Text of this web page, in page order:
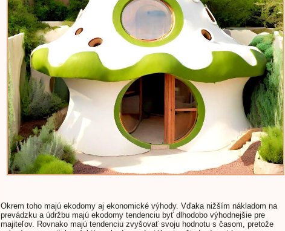
Okrem toho majú ekodomy aj ekonomické výhody. Vďaka nižším nákladom na
prevádzku a údržbu majú ekodomy tendenciu byť dlhodobo výhodnejšie pre
majiteľov. Rovnako majú tendenciu zvyšovať svoju hodnotu s časom, pretože